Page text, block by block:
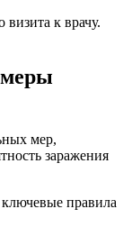
к врачу.
меры
мер,
заражения
правила